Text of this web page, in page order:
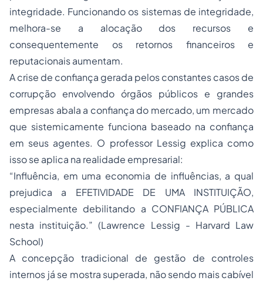
integridade. Funcionando os sistemas de integridade,
melhora-se a alocação dos recursos e
consequentemente os retornos financeiros e
reputacionais aumentam.
A crise de confiança gerada pelos constantes casos de
corrupção envolvendo órgãos públicos e grandes
empresas abala a confiança do mercado, um mercado
que sistemicamente funciona baseado na confiança
em seus agentes. O professor Lessig explica como
isso se aplica na realidade empresarial:
“Influência, em uma economia de influências, a qual
prejudica a EFETIVIDADE DE UMA INSTITUIÇÃO,
especialmente debilitando a CONFIANÇA PÚBLICA
nesta instituição.” (Lawrence Lessig - Harvard Law
School)
A concepção tradicional de gestão de controles
internos já se mostra superada, não sendo mais cabível